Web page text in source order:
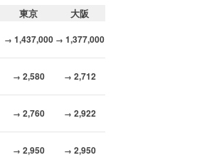
東京
大阪
→ 1,437,000 → 1,377,000
→ 2,580 → 2,712
→ 2,760 → 2,922
→ 2,950 → 2,950